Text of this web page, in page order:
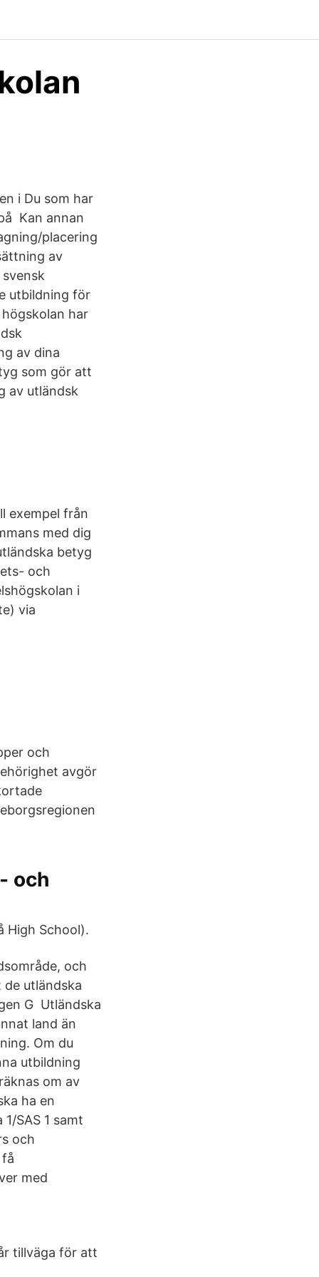
i Du som har
Kan annan
placering
av
utbildning för
har
av dina
som gör att
av utländsk
exempel från
med dig
betyg
och
i
via
och
avgör
och
High School).
och
de utländska
G Utländska
land än
Om du
utbildning
om av
ha en
SAS 1 samt
och
med
tillväga för att